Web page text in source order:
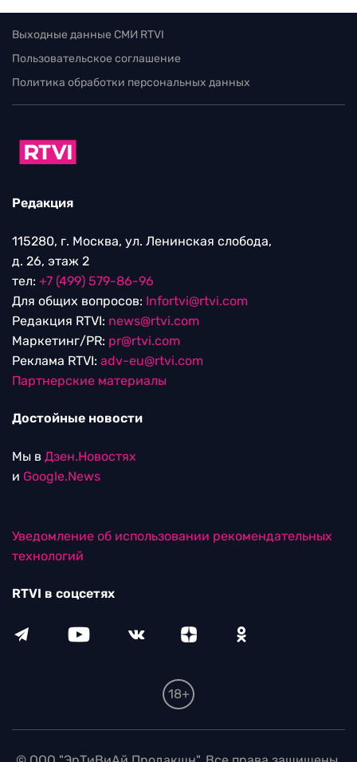
Выходные данные СМИ RTVI
Пользовательское соглашение
Политика обработки персональных данных
Редакция
115280, г. Москва, ул. Ленинская слобода,
д. 26, этаж 2
тел: +7 (499) 579-86-96
Для общих вопросов: Infortvi@rtvi.com
Редакция RTVI: news@rtvi.com
Маркетинг/PR: pr@rtvi.com
Реклама RTVI: adv-eu@rtvi.com
Партнерские материалы
Достойные новости
Мы в Дзен.Новостях
и Google.News
Уведомление об использовании рекомендательных
технологий
RTVI в соцсетях
18+